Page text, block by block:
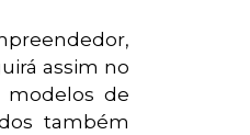
assim no
modelos de
também